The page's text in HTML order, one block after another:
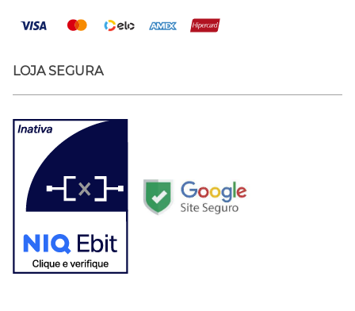
LOJA SEGURA